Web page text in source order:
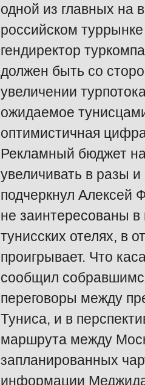
одной из главных на
российском
гендиректор
должен быть со
увеличении
ожидаемое
оптимистичная
Рекламный бюджет
увеличивать в разы
подчеркнул Алексей
не заинтересованы
тунисских отелях, в
проигрывает. Что
сообщил
переговоры между
Туниса, и в
маршрута между
запланированных
информации